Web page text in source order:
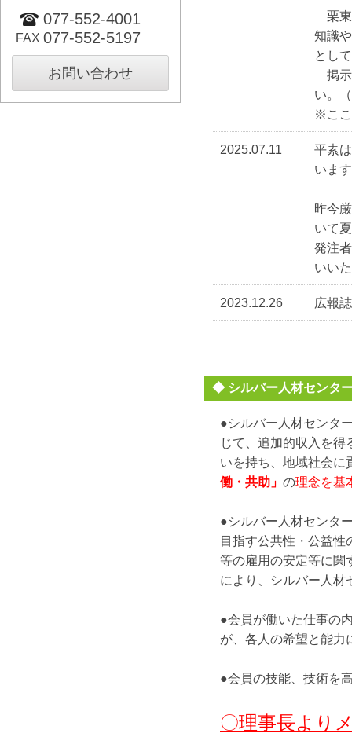
栗東
知識
とし
掲示
い。
※ここ
2025.07.11
平素
いま
昨今
いて
発注
いい
2023.12.26 広報
◆ シルバー人材センタ
●シルバー人材センタ
じて、追加的収入を
いを持ち、地域社会に
働・共助」 の理念を基
●シルバー人材センタ
目指す公共性・公益
等の雇用の安定等に関
により、シルバー人材
●会員が働いた仕事の
が、各人の希望と能力
●会員の技能、技術を
〇理事長より
077-552-4001
FAX 077-552-5197
お問い合わせ